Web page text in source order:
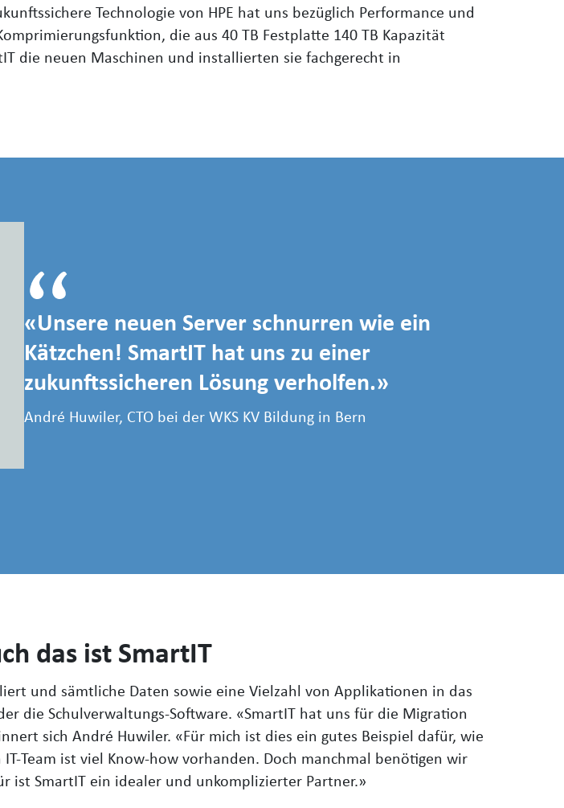
Technologie von HPE hat uns bezüglich Performance und
die aus 40 TB Festplatte 140 TB Kapazität
die neuen Maschinen und installierten sie fachgerecht in
Unsere neuen Server schnurren wie ein
Kätzchen! SmartIT hat uns zu einer
zukunftssicheren Lösung verholfen.
André Huwiler, CTO bei der WKS KV Bildung in Bern
das ist SmartIT
und sämtliche Daten sowie eine Vielzahl von Applikationen in das
die Schulverwaltungs-Software. «SmartIT hat uns für die Migration
sich André Huwiler. «Für mich ist dies ein gutes Beispiel dafür, wie
Team ist viel Know-how vorhanden. Doch manchmal benötigen wir
ist SmartIT ein idealer und unkomplizierter Partner.»